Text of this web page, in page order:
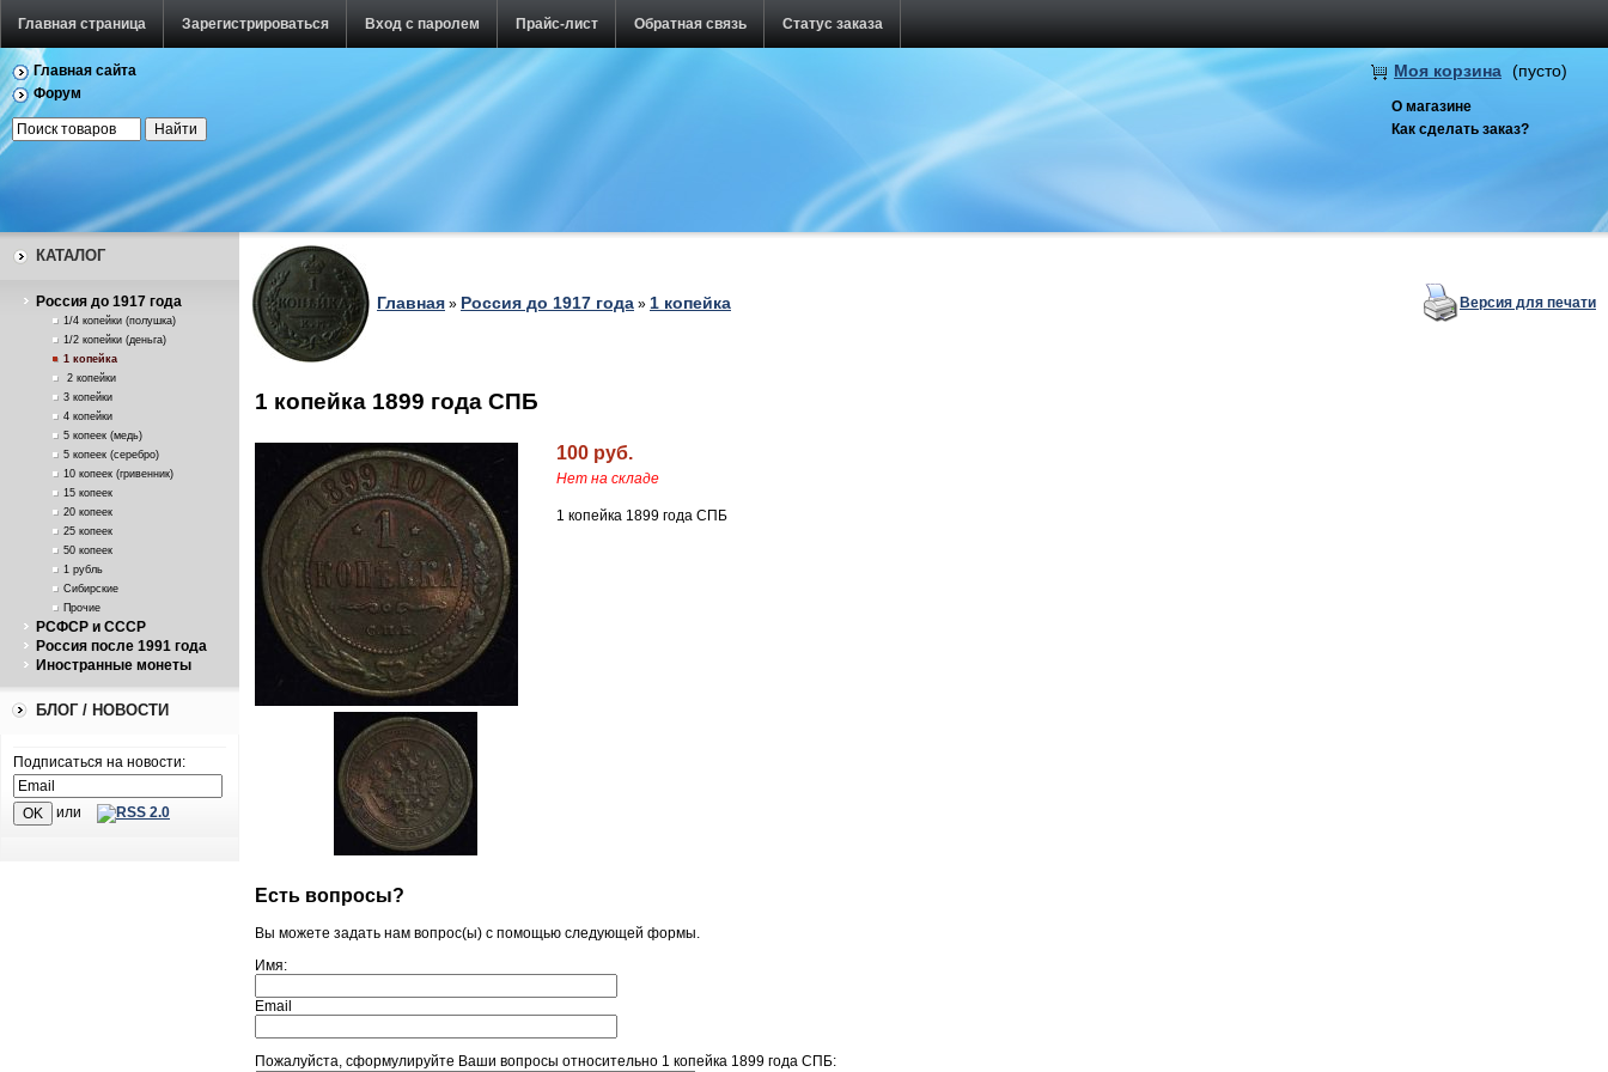
Главная страница Зарегистрироваться Вход с паролем Прайс-лист Обратная связь Статус заказа
Главная сайта
Форум
Моя корзина (пусто)
О магазине
Как сделать заказ?
КАТАЛОГ
Россия до 1917 года
1/4 копейки (полушка)
1/2 копейки (деньга)
1 копейка
2 копейки
3 копейки
4 копейки
5 копеек (медь)
5 копеек (серебро)
10 копеек (гривенник)
15 копеек
20 копеек
25 копеек
50 копеек
1 рубль
Сибирские
Прочие
РСФСР и СССР
Россия после 1991 года
Иностранные монеты
БЛОГ / НОВОСТИ
Подписаться на новости:
или
Главная » Россия до 1917 года » 1 копейка Версия для печати
1 копейка 1899 года СПБ
100 руб.
Нет на складе
1 копейка 1899 года СПБ
Есть вопросы?
Вы можете задать нам вопрос(ы) с помощью следующей формы.
Имя:
Email
Пожалуйста, сформулируйте Ваши вопросы относительно 1 копейка 1899 года СПБ: